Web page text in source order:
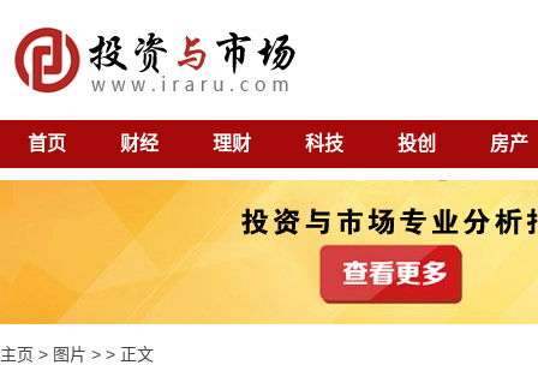
首页 财经 理财 科技 投创 房产
主页 > 图片 > > 正文